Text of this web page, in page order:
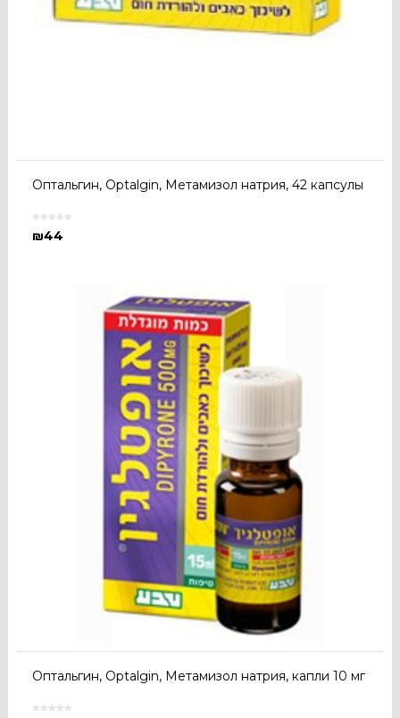
Оптальгин, Optalgin, Метамизол натрия, 42 капсулы
₪44
Оптальгин, Optalgin, Метамизол натрия, капли 10 мг